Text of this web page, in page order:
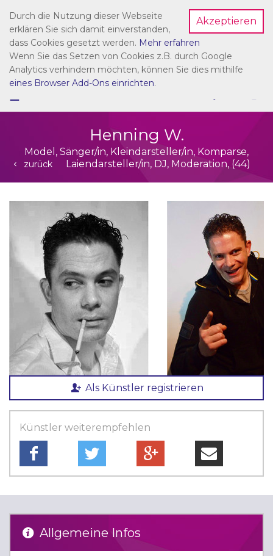
Dein Account
☰
Henning W.
zurück
Model, Sänger/in, Kleindarsteller/in, Komparse,
Laiendarsteller/in, DJ, Moderation, (44)
Als Künstler registrieren
Künstler weiterempfehlen
Allgemeine Infos
Akzeptieren
Durch die Nutzung dieser Webseite
erklären Sie sich damit einverstanden,
dass Cookies gesetzt werden. Mehr erfahren
Wenn Sie das Setzen von Cookies z.B. durch Google
Analytics verhindern möchten, können Sie dies mithilfe
eines Browser Add-Ons einrichten.